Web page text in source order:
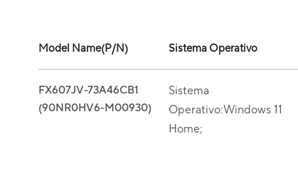
Model Name(P/N) Sistema Operativo
FX607JV-73A46CB1
(90NR0HV6-M00930)
Sistema
Operativo:Windows 11
Home;